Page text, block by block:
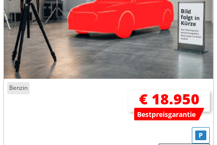
Benzin
€ 18.950
Bestpreisgarantie
P